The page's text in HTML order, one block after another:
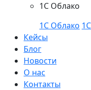
1С Облако
1С Облако
Кейсы
Блог
Новости
О нас
Контакты